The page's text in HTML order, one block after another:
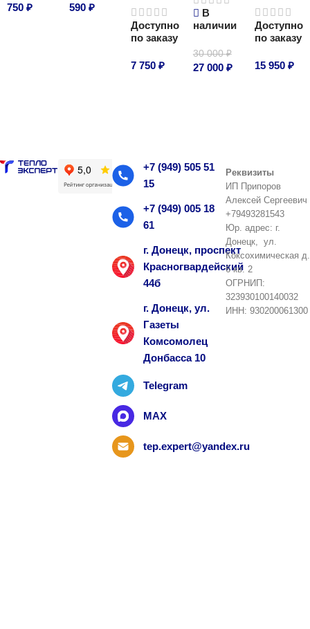
750 ₽ 590 ₽
Доступно
по заказу
7 750₽
В
наличии
30 000₽
27 000 ₽
Доступно
по заказу
15 950₽
+7 (949) 505 51
15
+7 (949) 005 18
61
г. Донецк, проспект
Красногвардейский
44б
г. Донецк, ул.
Газеты
Комсомолец
Донбасса 10
Telegram
MAX
tep.expert@yandex.ru
Реквизиты
ИП Припоров
Алексей Сергеевич
+79493281543
Юр. адрес: г.
Донецк, ул.
Коксохимическая д.
6 кв. 2
ОГРНИП:
323930100140032
ИНН: 930200061300